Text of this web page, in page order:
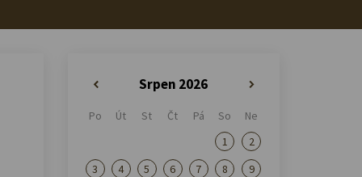
Srpen 2026
Po Út St Čt Pá So
Ne
1
2
3
4 5 6 7 8
9